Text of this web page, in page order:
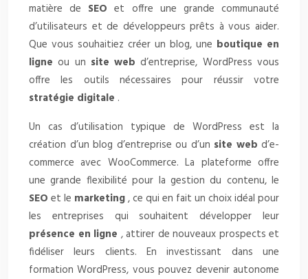
matière de SEOet offre une grande communauté
d’utilisateurs et de développeurs prêts à vous aider.
Que vous souhaitiez créer un blog, une boutique en
ligne ou un site webd’entreprise, WordPress vous
offre les outils nécessaires pour réussir votre
stratégie digitale .
Un cas d’utilisation typique de WordPress est la
création d’un blog d’entreprise ou d’un site web d’e-
commerce avec WooCommerce. La plateforme offre
une grande flexibilité pour la gestion du contenu, le
SEO et le marketing, ce qui en fait un choix idéal pour
les entreprises qui souhaitent développer leur
présence en ligne , attirer de nouveaux prospects et
fidéliser leurs clients. En investissant dans une
formation WordPress, vous pouvez devenir autonome